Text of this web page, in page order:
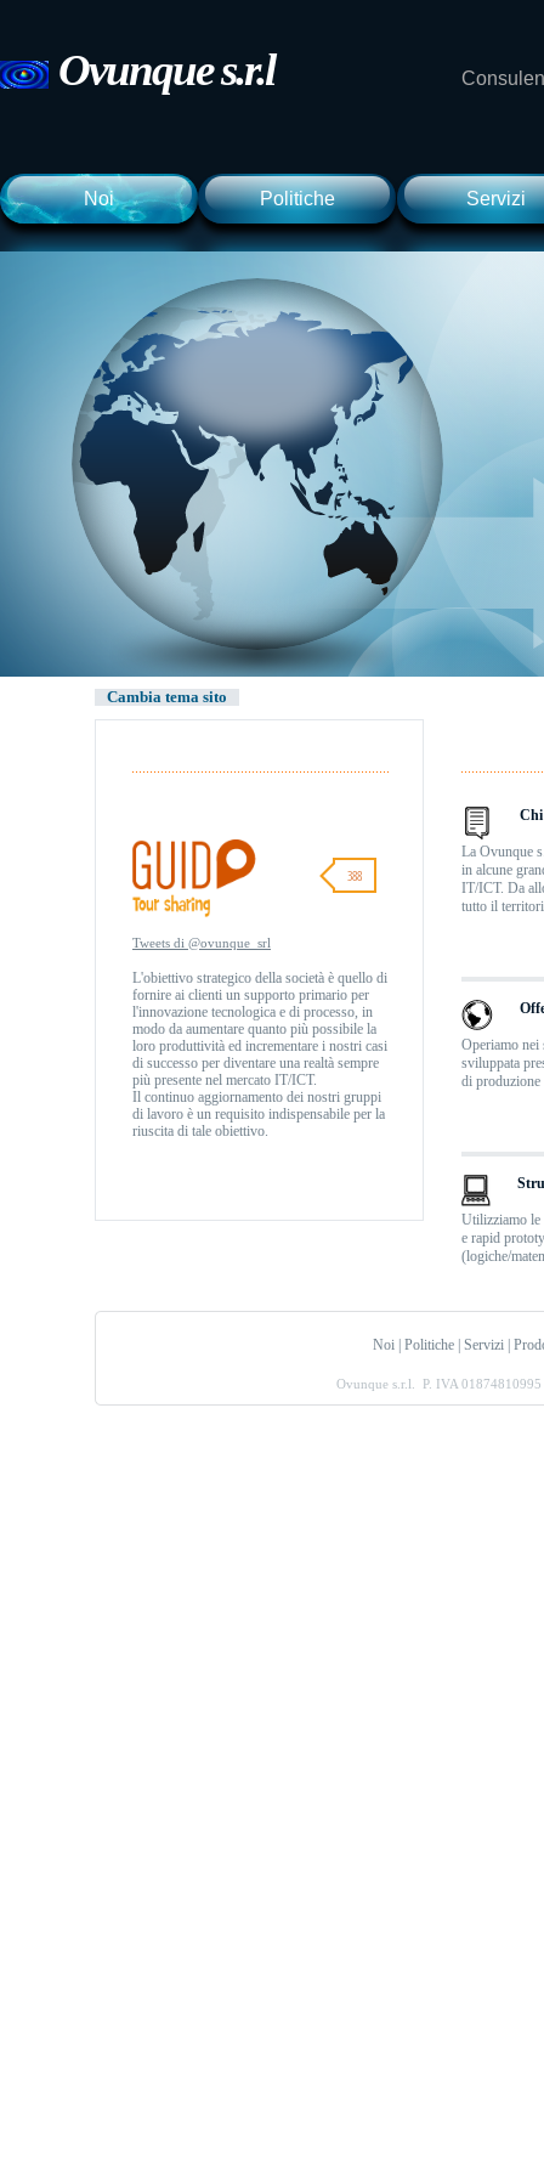
Ovunques.r.l
Noi Politiche Servizi
Cambia tema sito
388
Tweets di @ovunque_srl
L'obiettivo strategico della società è quello di
fornire ai clienti un supporto primario per
l'innovazione tecnologica e di processo, in
modo da aumentare quanto più possibile la
loro produttività ed incrementare i nostri casi
di successo per diventare una realtà sempre
più presente nel mercato IT/ICT.
Il continuo aggiornamento dei nostri gruppi
di lavoro è un requisito indispensabile per la
riuscita di tale obiettivo.
Chi
La Ovunque
in alcune
IT/ICT. Da
tutto il
Operiamo nei
sviluppata
di produzione
Utilizziamo le
e rapid
(logiche/
Noi Politiche Servizi
Ovunque s.r.l. P. IVA